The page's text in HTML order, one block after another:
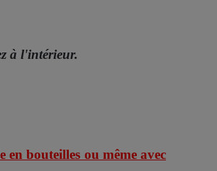
à l'intérieur.
bouteilles ou même avec